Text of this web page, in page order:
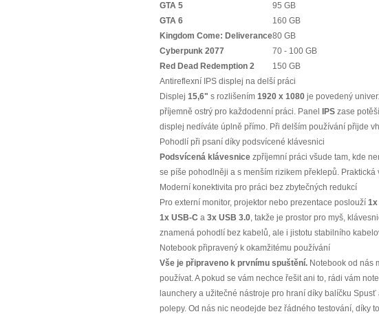
GTA 5
95 GB
GTA 6
160 GB
Kingdom Come: Deliverance80 GB
Cyberpunk 2077
70 - 100 GB
Red Dead Redemption 2
150 GB
Antireflexní IPS displej na delší práci
Displej 15,6" s rozlišením 1920 x 1080 je povedený
příjemně ostrý pro každodenní práci. Panel
IPS zase
displej nedíváte úplně přímo. Při delším používání přijde
Pohodlí při psaní díky podsvícené klávesnici
Podsvícená klávesnice zpříjemní práci všude tam, kde
se píše pohodlněji a s menším rizikem překlepů.
Moderní konektivita pro práci bez zbytečných redukcí
Pro externí monitor, projektor nebo prezentace poslouží 1x
1x USB-C a 3x USB 3.0, takže je prostor pro myš,
znamená pohodlí bez kabelů, ale i jistotu stabilního
Notebook připravený k okamžitému používání
Vše je připraveno k prvnímu spuštění. Notebook od nás
používat. A pokud se vám nechce řešit ani to, rádi vám
launchery a užitečné nástroje pro hraní díky balíčku Spusť
polepy. Od nás nic neodejde bez řádného testování, díky